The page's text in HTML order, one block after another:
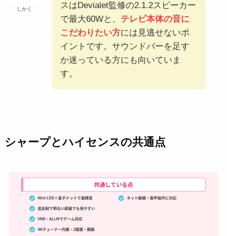
しかく
スはDevialet監修の2.1.2スピーカー
で最大60Wと、 テレビ本体の音に
こだわりたい方には見逃せないポ
イントです。サウンドバーを足す
か迷っている方にも向いていま
す。
シャープとハイセンスの共通点